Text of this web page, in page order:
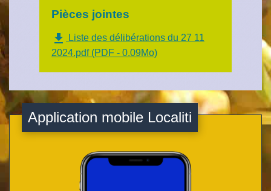
Pièces jointes
file_download
Liste des délibérations du 27 11
2024.pdf (PDF - 0.09Mo)
Application mobile Localiti